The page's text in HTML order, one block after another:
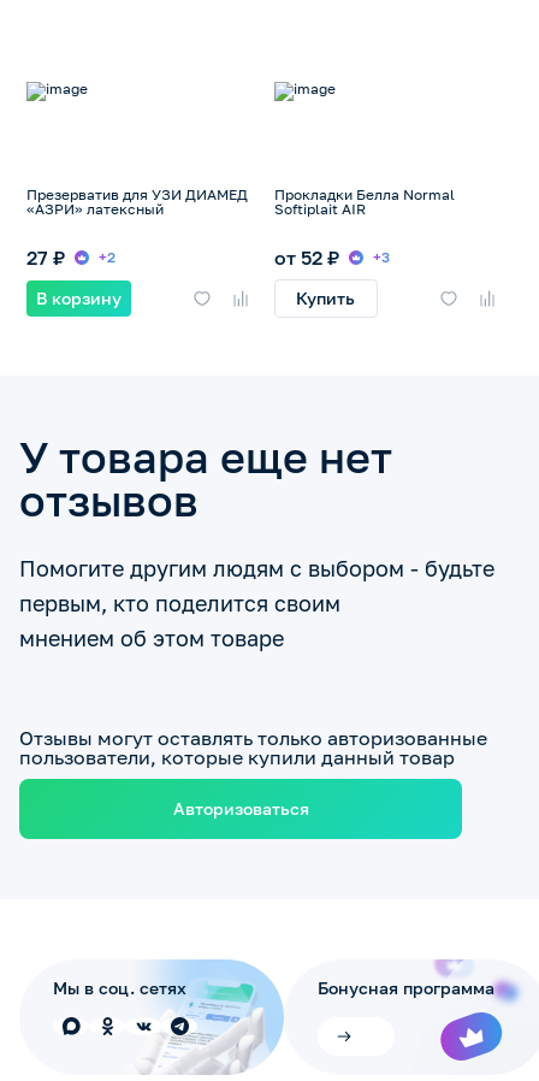
Презерватив для УЗИ ДИАМЕД
«АЗРИ» латексный
27 ₽ +2
В корзину
Прокладки Белла Normal
Softiplait AIR
от 52 ₽ +3
Купить
У товара еще нет
отзывов
Помогите другим людям с выбором - будьте
первым, кто поделится своим
мнением об этом товаре
Отзывы могут оставлять только авторизованные
пользователи, которые купили данный товар
Авторизоваться
Мы в соц. сетях Бонусная программа